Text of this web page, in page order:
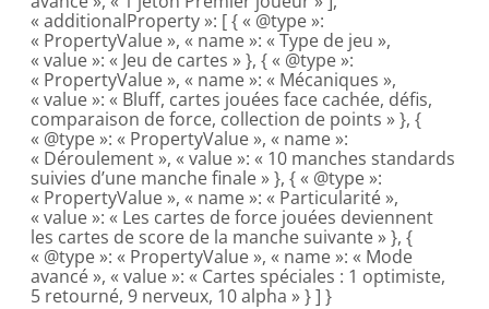
« additionalProperty »: [ { « @type »:
« PropertyValue », « name »: « Type de jeu »,
« value »: « Jeu de cartes » }, { « @type »:
« PropertyValue », « name »: « Mécaniques »,
« value »: « Bluff, cartes jouées face cachée, défis,
comparaison de force, collection de points » }, {
« @type »: « PropertyValue », « name »:
« Déroulement », « value »: « 10 manches standards
suivies d’une manche finale » }, { « @type »:
« PropertyValue », « name »: « Particularité »,
« value »: « Les cartes de force jouées deviennent
les cartes de score de la manche suivante » }, {
« @type »: « PropertyValue », « name »: « Mode
avancé », « value »: « Cartes spéciales : 1 optimiste,
5 retourné, 9 nerveux, 10 alpha » } ] }